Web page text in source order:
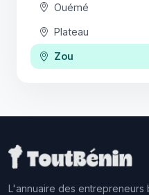
Ouémé
Plateau
Zou
L'annuaire des entrepreneurs